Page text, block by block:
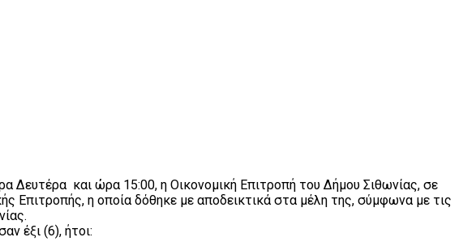
Δευτέρα και ώρα 15:00, η Οικονομική Επιτροπή του Δήμου Σιθωνίας, σε
Επιτροπής, η οποία δόθηκε με αποδεικτικά στα μέλη της, σύμφωνα με τις
έξι (6), ήτοι: